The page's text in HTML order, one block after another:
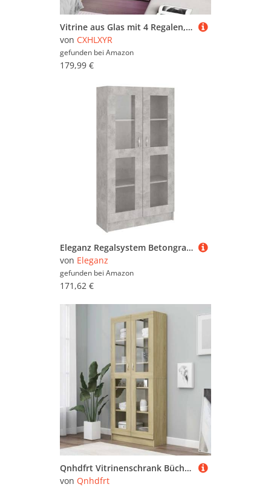
Vitrine aus Glas mit 4 Regalen, 163 x 40 x 35 cm, Vitrinen aus Glas mit LED und 1 Tür, Vitrine für Sammlungen mit Schloss und verstellbaren Füßen, moderner Vitrinenschrank für Wohnzimmer (Weiß, 1P4E)
von CXHLXYR
gefunden bei Amazon
179,99 €
Eleganz Regalsystem Betongrau 82,5x30,5x150 cm aus Holzwerkstoff mit Glas – Moderner Vitrinenschrank für Wohnzimmer & Küche – Stilvoll & Stabiles Aufbewahrungssystem
von Eleganz
gefunden bei Amazon
171,62 €
Qnhdfrt Vitrinenschrank Bücherregal schmal Holzwerkstoff Sonoma-Eiche 82,5x30,5x185,5 cm mit Glas Türen und 5 Fächern für Wohnzimmer Deko Aufbewahrung
von Qnhdfrt